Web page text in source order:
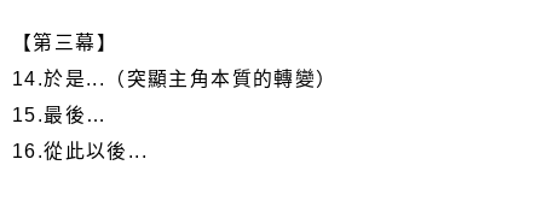
【第三幕】
14.於是...（突顯主角本質的轉變）
15.最後…
16.從此以後...